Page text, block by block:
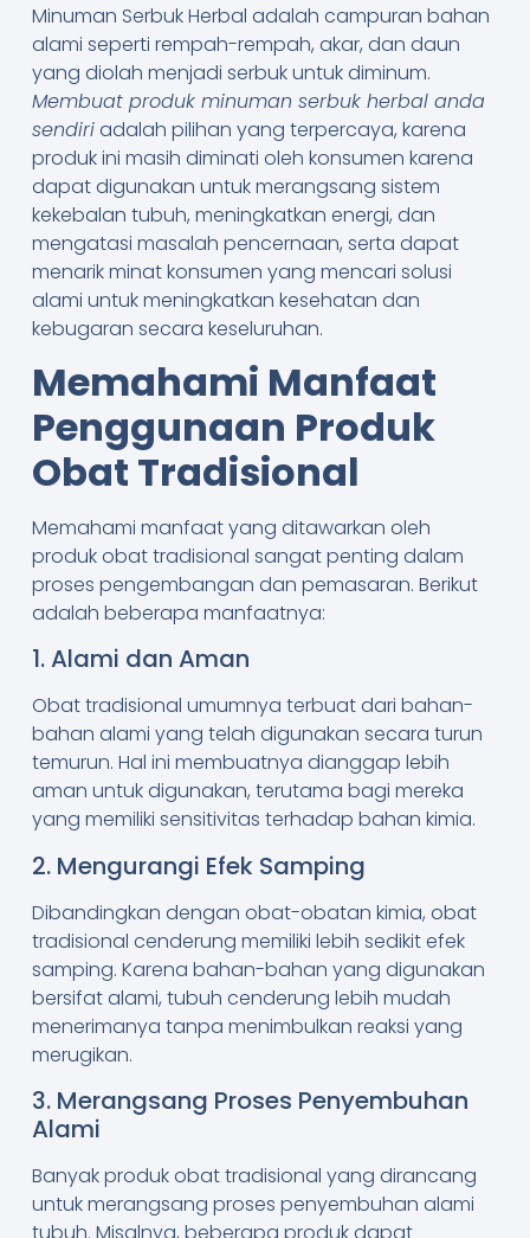
Minuman Serbuk Herbal adalah campuran bahan
alami seperti rempah-rempah, akar, dan daun
yang diolah menjadi serbuk untuk diminum.
Membuat produk minuman serbuk herbal anda
sendiriadalah pilihan yang terpercaya, karena
produk ini masih diminati oleh konsumen karena
dapat digunakan untuk merangsang sistem
kekebalan tubuh, meningkatkan energi, dan
mengatasi masalah pencernaan, serta dapat
menarik minat konsumen yang mencari solusi
alami untuk meningkatkan kesehatan dan
kebugaran secara keseluruhan.
Memahami Manfaat
Penggunaan Produk
Obat Tradisional
Memahami manfaat yang ditawarkan oleh
produk obat tradisional sangat penting dalam
proses pengembangan dan pemasaran. Berikut
adalah beberapa manfaatnya:
1. Alami dan Aman
Obat tradisional umumnya terbuat dari bahan-
bahan alami yang telah digunakan secara turun
temurun. Hal ini membuatnya dianggap lebih
aman untuk digunakan, terutama bagi mereka
yang memiliki sensitivitas terhadap bahan kimia.
2. Mengurangi Efek Samping
Dibandingkan dengan obat-obatan kimia, obat
tradisional cenderung memiliki lebih sedikit efek
samping. Karena bahan-bahan yang digunakan
bersifat alami, tubuh cenderung lebih mudah
menerimanya tanpa menimbulkan reaksi yang
merugikan.
3. Merangsang Proses Penyembuhan
Alami
Banyak produk obat tradisional yang dirancang
untuk merangsang proses penyembuhan alami